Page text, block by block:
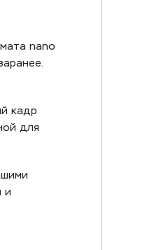
nano
кадр
для
и